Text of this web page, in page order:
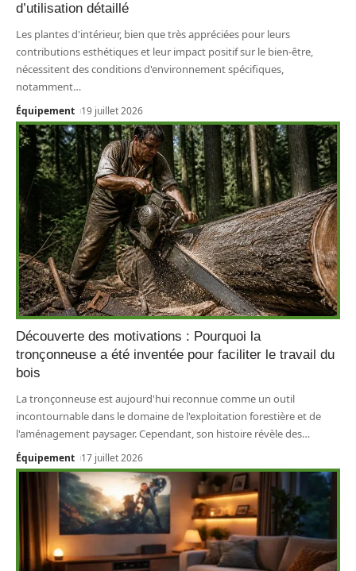
d’utilisation détaillé
Les plantes d'intérieur, bien que très appréciées pour leurs
contributions esthétiques et leur impact positif sur le bien-être,
nécessitent des conditions d'environnement spécifiques,
notamment…
Équipement 19 juillet 2026
Découverte des motivations : Pourquoi la
tronçonneuse a été inventée pour faciliter le travail du
bois
La tronçonneuse est aujourd'hui reconnue comme un outil
incontournable dans le domaine de l'exploitation forestière et de
l'aménagement paysager. Cependant, son histoire révèle des…
Équipement 17 juillet 2026